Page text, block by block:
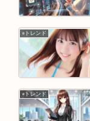
⭐︎トレンド
⭐︎トレンド